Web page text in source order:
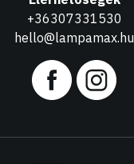
+36307331530
hello@lampamax.hu